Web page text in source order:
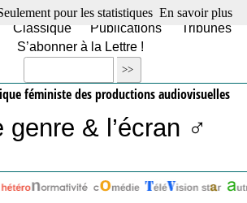
Classique Publications Tribunes
S’abonner à la Lettre !
féministe des productions audiovisuelles
genre & l’écran ♂
pour les statistiques En savoir plus